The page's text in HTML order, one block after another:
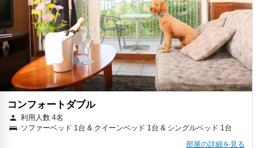
コンフォートダブル
利用人数 4名
ソファーベッド 1台 & クイーンベッド 1台 & シングルベッド 1台
部屋の詳細を見る